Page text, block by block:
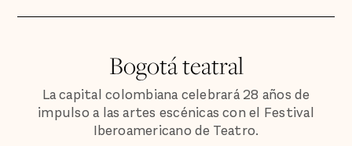
Bogotá teatral
La capital colombiana celebrará 28 años de
impulso a las artes escénicas con el Festival
Iberoamericano de Teatro.